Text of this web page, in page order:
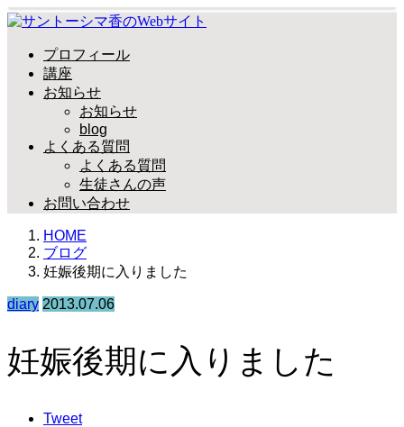
プロフィール
講座
お知らせ
お知らせ
blog
よくある質問
よくある質問
生徒さんの声
お問い合わせ
HOME
ブログ
妊娠後期に入りました
diary 2013.07.06
妊娠後期に入りました
Tweet